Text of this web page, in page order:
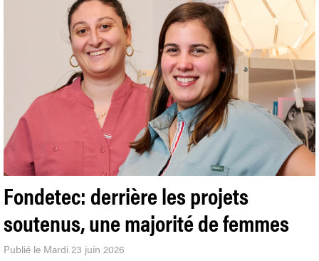
Fondetec: derrière les projets
soutenus, une majorité de femmes
Publié le Mardi 23 juin 2026